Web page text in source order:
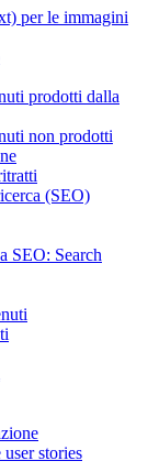
per le immagini
prodotti dalla
non prodotti
(SEO)
SEO: Search
stories